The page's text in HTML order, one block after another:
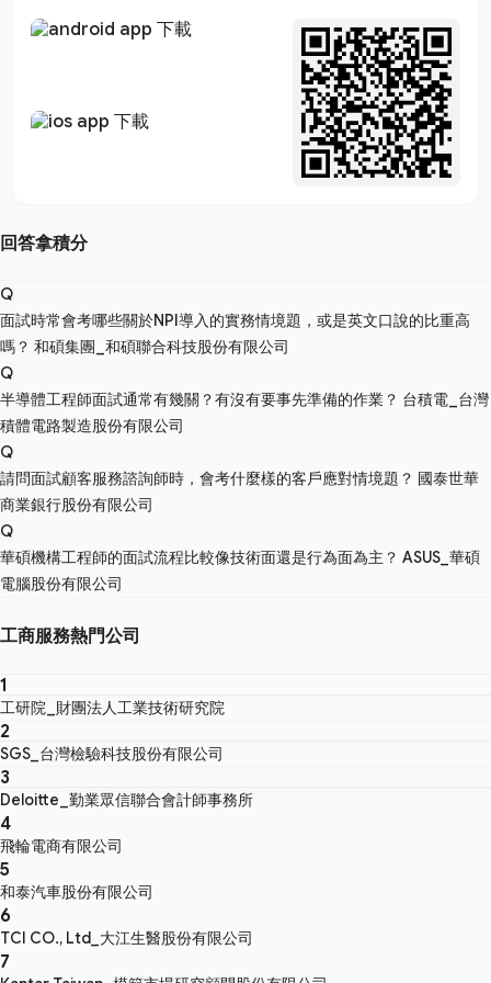
回答拿積分
Q
面試時常會考哪些關於NPI導入的實務情境題，或是英文口說的比重高
嗎？ 和碩集團_和碩聯合科技股份有限公司
Q
半導體工程師面試通常有幾關？有沒有要事先準備的作業？ 台積電_台灣
積體電路製造股份有限公司
Q
請問面試顧客服務諮詢師時，會考什麼樣的客戶應對情境題？ 國泰世華
商業銀行股份有限公司
Q
華碩機構工程師的面試流程比較像技術面還是行為面為主？ ASUS_華碩
電腦股份有限公司
工商服務熱門公司
1
工研院_財團法人工業技術研究院
2
SGS_台灣檢驗科技股份有限公司
3
Deloitte_勤業眾信聯合會計師事務所
4
飛輪電商有限公司
5
和泰汽車股份有限公司
6
TCI CO., Ltd_大江生醫股份有限公司
7